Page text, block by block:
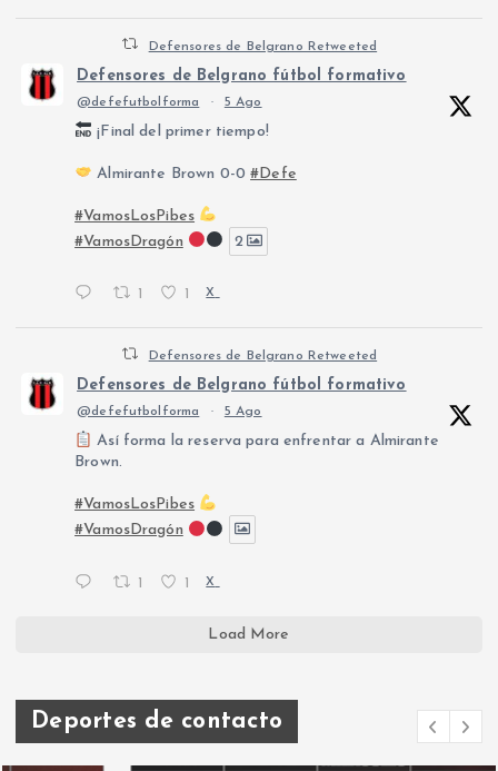
Defensores de Belgrano Retweeted
Defensores de Belgrano fútbol formativo
@defefutbolforma · 5 Ago
¡Final del primer tiempo!
Almirante Brown 0-0#Defe
#VamosLosPibes
#VamosDragón
2
X
Defensores de Belgrano Retweeted
Defensores de Belgrano fútbol formativo
@defefutbolforma · 5 Ago
Así forma la reserva para enfrentar a Almirante
Brown.
#VamosLosPibes
#VamosDragón
1 1 X
Load More
Deportes de contacto